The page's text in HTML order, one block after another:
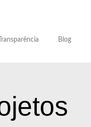
Transparência Blog